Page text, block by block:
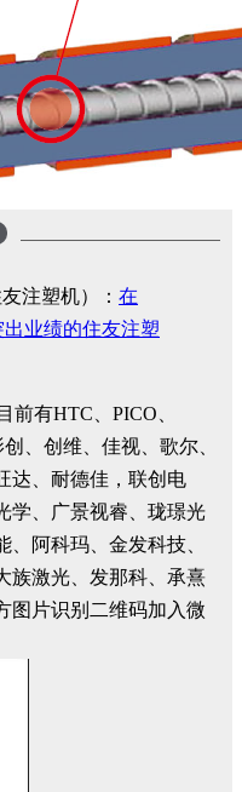
注塑机）： 在
业绩的住友注塑
有HTC、PICO、
、创维、佳视、歌尔、
达、耐德佳，联创电
学、广景视睿、珑璟光
阿科玛、金发科技、
族激光、发那科、承熹
图片识别二维码加入微